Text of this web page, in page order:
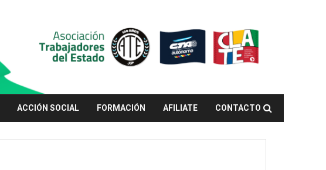
ACCIÓN SOCIAL FORMACIÓN AFILIATE CONTACTO